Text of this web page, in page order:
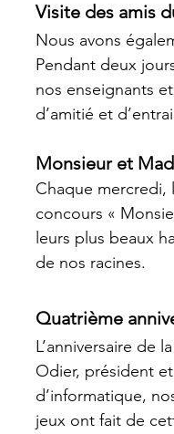
Visite des amis
Nous avons
Pendant deux
nos enseignants
d’amitié et
Monsieur et
Chaque mercredi,
concours «
leurs plus beaux
de nos racines.
Quatrième
L’anniversaire de
Odier, président
d’informatique,
jeux ont fait de